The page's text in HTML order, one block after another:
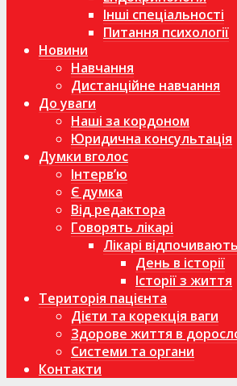
Інші спеціальності
Питання психології
Новини
Навчання
Дистанційне навчання
До уваги
Наші за кордоном
Юридична консультація
Думки вголос
Інтерв’ю
Є думка
Від редактора
Говорять лікарі
Лікарі відпочивають
День в історії
Історії з життя
Територія пацієнта
Дієти та корекція ваги
Здорове життя в
Системи та органи
Контакти